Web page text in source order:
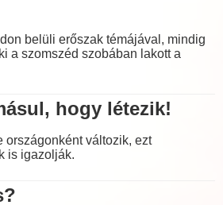
belüli erőszak témájával, mindig
a szomszéd szobában lakott a
hogy létezik!
országonként változik, ezt
is igazolják.